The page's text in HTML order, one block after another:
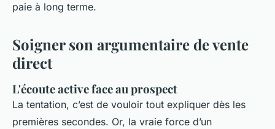
paie à long terme.
Soigner son argumentaire de vente
direct
L'écoute active face au prospect
La tentation, c’est de vouloir tout expliquer dès les
premières secondes. Or, la vraie force d’un